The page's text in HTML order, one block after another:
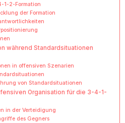
1-2-Formation
der Formation
während Standardsituationen
in offensiven Szenarien
von Standardsituationen
Organisation für die 3-4-1-
in der Verteidigung
des Gegners